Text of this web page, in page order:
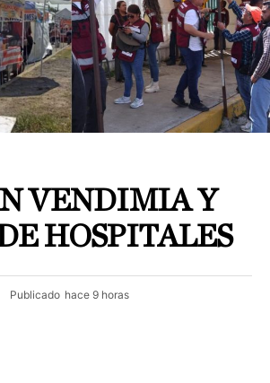
VENDIMIA Y
HOSPITALES
Publicado hace 9 horas